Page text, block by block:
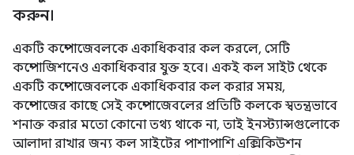
করুন।
একটি কম্পোজেবলকে একাধিকবার কল করলে, সেটি
কম্পোজিশনেও একাধিকবার যুক্ত হবে। একই কল সাইট থেকে
একটি কম্পোজেবলকে একাধিকবার কল করার সময়,
কম্পোজের কাছে সেই কম্পোজেবলের প্রতিটি কলকে স্বতন্ত্রভাবে
শনাক্ত করার মতো কোনো তথ্য থাকে না, তাই ইনস্ট্যান্সগুলোকে
আলাদা রাখার জন্য কল সাইটের পাশাপাশি এক্সিকিউশন